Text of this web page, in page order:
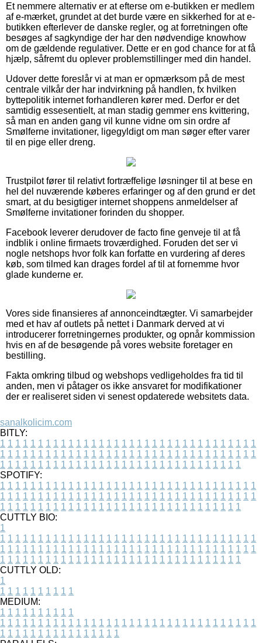
Et nemmere alternativ er at efterse om e-butikken er medlem
af e-mærket, grundet at det burde være en sikkerhed for at e-
butikken efterlever de danske regler, og at forretningen ofte
besøges af sagkyndige der har den nødvendige knowhow
om de gældende regulativer. Dette er en god chance for at få
hjælp, såfremt du oplever problemstillinger med din handel.
Udover dette foreslår vi at man er opmærksom på de mest
centrale vilkår der har indvirkning på handlen, fx hvilken
byttepolitik internet forhandleren kører med. Derfor er det
samtidig essesentielt, at man stadig gemmer ens kvittering,
så man en anden gang vil kunne vidne om sin ordre af
Smølferne invitationer, ligegyldigt om man søger efter varer
til en pige eller dreng.
Trustpilot fører til relativt fortræffelige løsninger til at bese en
hel del nuværende køberes erfaringer og af den grund er det
smart, at du besigtiger internet shoppens anmeldelser af
Smølferne invitationer forinden du shopper.
Facebook leverer derudover de facto fine genveje til at få
indblik i online firmaets troværdighed. Foruden det ser vi
nogle netshops hvor folk kan forfatte en vurdering af deres
køb, som tilmed kan drages fordel af til at fornemme hvor
glade kunderne er.
Vores side finansieres af annonceindtægter. Vi samarbejder
med et hav af outlets på nettet i Danmark derved at vi
introducerer forretningernes produkter, og opnår kommission
hvis en af de besøgende på vores website foretager en
bestilling.
Fakta omkring tilbud og webshops vedligeholdes fra tid til
anden, men vi påtager os ikke ansvaret for modifikationer
der er realiseret siden vi senest opdaterede websitets data.
sanalkolicim.com
BITLY:
1 1 1 1 1 1 1 1 1 1 1 1 1 1 1 1 1 1 1 1 1 1 1 1 1 1 1 1 1 1 1 1 1 1
1 1 1 1 1 1 1 1 1 1 1 1 1 1 1 1 1 1 1 1 1 1 1 1 1 1 1 1 1 1 1 1 1 1
1 1 1 1 1 1 1 1 1 1 1 1 1 1 1 1 1 1 1 1 1 1 1 1 1 1 1 1 1 1 1 1
SPOTIFY:
1 1 1 1 1 1 1 1 1 1 1 1 1 1 1 1 1 1 1 1 1 1 1 1 1 1 1 1 1 1 1 1 1 1
1 1 1 1 1 1 1 1 1 1 1 1 1 1 1 1 1 1 1 1 1 1 1 1 1 1 1 1 1 1 1 1 1 1
1 1 1 1 1 1 1 1 1 1 1 1 1 1 1 1 1 1 1 1 1 1 1 1 1 1 1 1 1 1 1 1
CUTTLY BIO:
1
1 1 1 1 1 1 1 1 1 1 1 1 1 1 1 1 1 1 1 1 1 1 1 1 1 1 1 1 1 1 1 1 1 1
1 1 1 1 1 1 1 1 1 1 1 1 1 1 1 1 1 1 1 1 1 1 1 1 1 1 1 1 1 1 1 1 1 1
1 1 1 1 1 1 1 1 1 1 1 1 1 1 1 1 1 1 1 1 1 1 1 1 1 1 1 1 1 1 1 1
CUTTLY OLD:
1
1 1 1 1 1 1 1 1 1 1
MEDIUM:
1 1 1 1 1 1 1 1 1 1
1 1 1 1 1 1 1 1 1 1 1 1 1 1 1 1 1 1 1 1 1 1 1 1 1 1 1 1 1 1 1 1 1 1
1 1 1 1 1 1 1 1 1 1 1 1 1 1 1 1